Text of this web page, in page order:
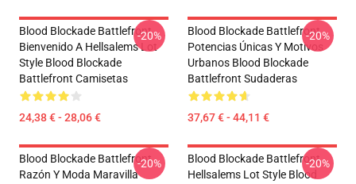
Blood Blockade Battlefront
Bienvenido A Hellsalems Lot
Style Blood Blockade
Battlefront Camisetas
24,38 € - 28,06 €
-20%
Blood Blockade Battlefront
Potencias Únicas Y Motivos
Urbanos Blood Blockade
Battlefront Sudaderas
37,67 € - 44,11 €
-20%
Blood Blockade Battlefront
Razón Y Moda Maravilla
-20%
Blood Blockade Battlefront
Hellsalems Lot Style Blood
-20%